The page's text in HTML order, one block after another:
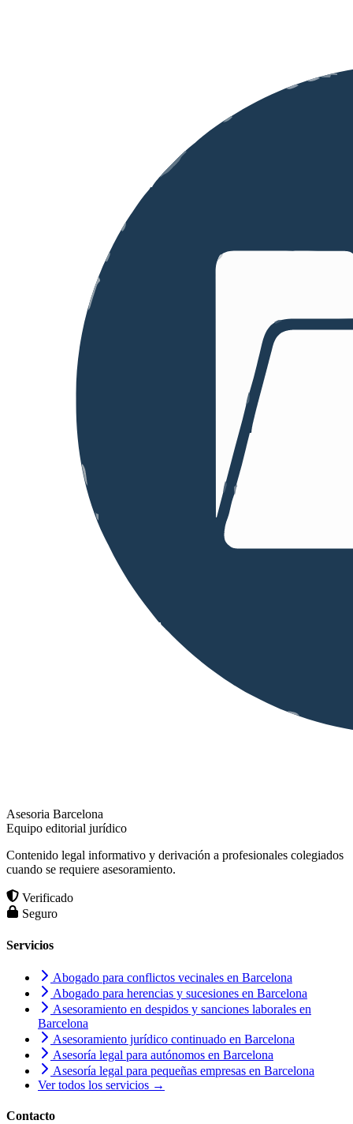
Asesoria Barcelona
Equipo editorial jurídico
Contenido legal informativo y derivación a profesionales colegiados
cuando se requiere asesoramiento.
Verificado
Seguro
Servicios
Abogado para conflictos vecinales en Barcelona
Abogado para herencias y sucesiones en Barcelona
Asesoramiento en despidos y sanciones laborales en
Barcelona
Asesoramiento jurídico continuado en Barcelona
Asesoría legal para autónomos en Barcelona
Asesoría legal para pequeñas empresas en Barcelona
Ver todos los servicios →
Contacto